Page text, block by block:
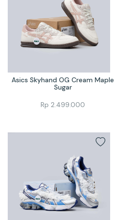
Asics Skyhand OG Cream Maple
Sugar
Rp 2.499.000